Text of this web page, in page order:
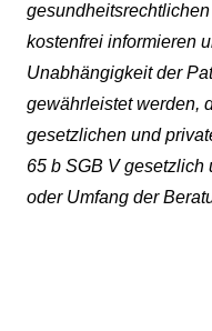
kostenfrei informieren
Unabhängigkeit der
gewährleistet werden,
gesetzlichen und
65 b SGB V gesetzlich
oder Umfang der